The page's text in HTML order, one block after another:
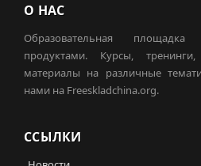
О НАС
Образовательная
продуктами. Курсы,
материалы на различные
нами на Freeskladchina.org.
ССЫЛКИ